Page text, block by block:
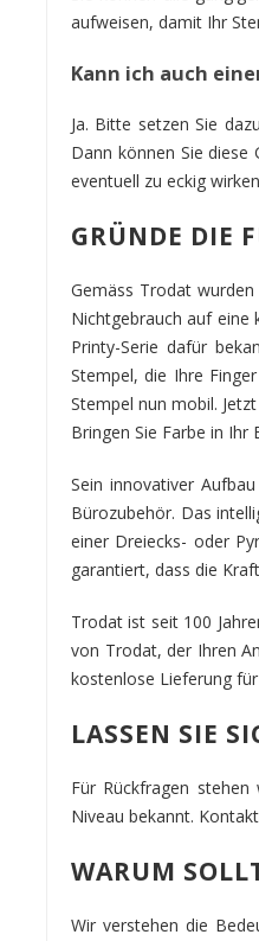
aufweisen, damit Ihr
Kann ich auch
Ja. Bitte setzen Sie
Dann können Sie
eventuell zu eckig
GRÜNDE DIE
Gemäss Trodat
Nichtgebrauch auf eine
Printy-Serie dafür
Stempel, die Ihre
Stempel nun mobil.
Bringen Sie Farbe in
Sein innovativer
Bürozubehör. Das
einer Dreiecks- oder
garantiert, dass die
Trodat ist seit 100
von Trodat, der Ihren
kostenlose Lieferung
LASSEN SIE
Für Rückfragen
Niveau bekannt.
WARUM
Wir verstehen die